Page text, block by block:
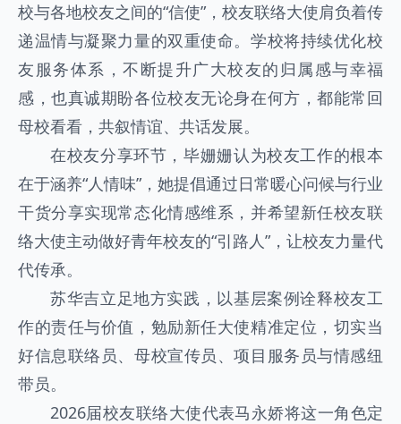
校与各地校友之间的“信使”，校友联络大使肩负着传
递温情与凝聚力量的双重使命。学校将持续优化校
友服务体系，不断提升广大校友的归属感与幸福
感，也真诚期盼各位校友无论身在何方，都能常回
母校看看，共叙情谊、共话发展。
在校友分享环节，毕姗姗认为校友工作的根本
在于涵养“人情味”，她提倡通过日常暖心问候与行业
干货分享实现常态化情感维系，并希望新任校友联
络大使主动做好青年校友的“引路人”，让校友力量代
代传承。
苏华吉立足地方实践，以基层案例诠释校友工
作的责任与价值，勉励新任大使精准定位，切实当
好信息联络员、母校宣传员、项目服务员与情感纽
带员。
2026届校友联络大使代表马永娇将这一角色定